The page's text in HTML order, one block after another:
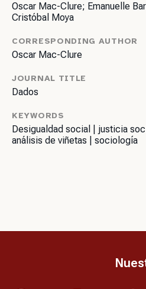
Oscar Mac-Clure; Emanuelle
Cristóbal Moya
CORRESPONDING AUTHOR
Oscar Mac-Clure
JOURNAL TITLE
Dados
KEYWORDS
Desigualdad social | justicia
análisis de viñetas | sociología